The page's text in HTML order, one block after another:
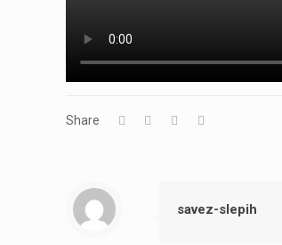
Share
savez-slepih